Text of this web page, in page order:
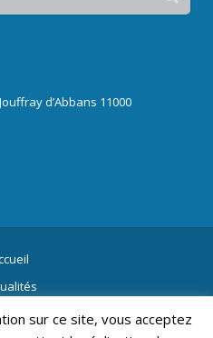
d’Abbans 11000
sur ce site, vous acceptez